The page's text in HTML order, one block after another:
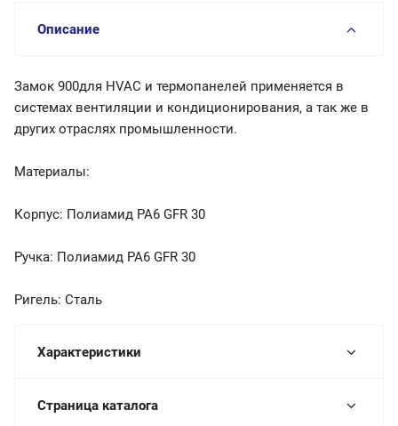
Описание
Замок 900для HVAC и термопанелей применяется в
системах вентиляции и кондиционирования, а так же в
других отраслях промышленности.
Материалы:
Корпус: Полиамид PA6 GFR 30
Ручка: Полиамид PA6 GFR 30
Ригель: Сталь
Характеристики
Страница каталога